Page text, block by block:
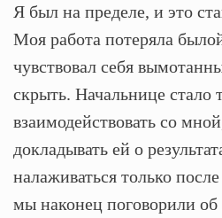
Я был на пределе, и это
Моя работа потеряла
чувствовал себя
скрыть. Начальнице стало
взаимодействовать со
докладывать ей о
налаживаться только
мы наконец поговорили